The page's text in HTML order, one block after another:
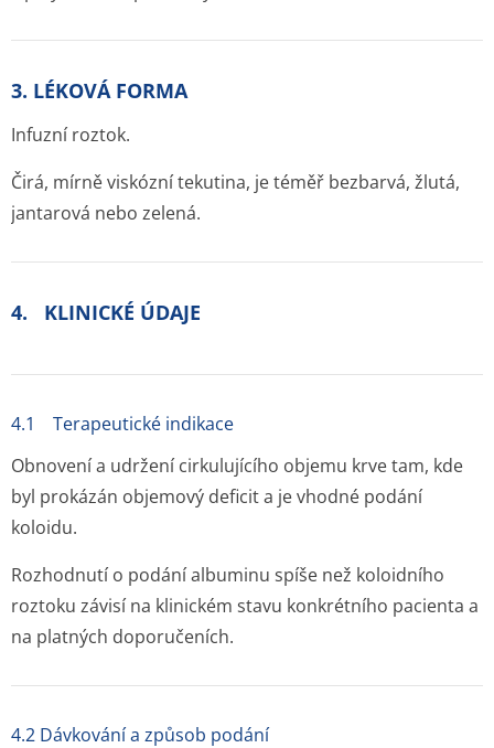
3. LÉKOVÁ FORMA
Infuzní roztok.
Čirá, mírně viskózní tekutina, je téměř bezbarvá, žlutá,
jantarová nebo zelená.
4. KLINICKÉ ÚDAJE
4.1 Terapeutické indikace
Obnovení a udržení cirkulujícího objemu krve tam, kde
byl prokázán objemový deficit a je vhodné podání
koloidu.
Rozhodnutí o podání albuminu spíše než koloidního
roztoku závisí na klinickém stavu konkrétního pacienta a
na platných doporučeních.
4.2 Dávkování a způsob podání